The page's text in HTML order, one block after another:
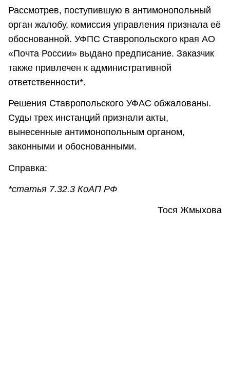
Рассмотрев, поступившую в антимонопольный
орган жалобу, комиссия управления признала её
обоснованной. УФПС Ставропольского края АО
«Почта России» выдано предписание. Заказчик
также привлечен к административной
ответственности*.
Решения Ставропольского УФАС обжалованы.
Суды трех инстанций признали акты,
вынесенные антимонопольным органом,
законными и обоснованными.
Справка:
*статья 7.32.3 КоАП РФ
Тося Жмыхова